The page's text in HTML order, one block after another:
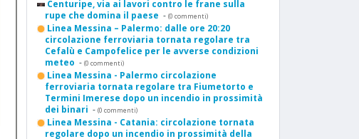
Centuripe, via ai lavori contro le frane sulla
rupe che domina il paese - (0 commenti)
Linea Messina – Palermo: dalle ore 20:20
circolazione ferroviaria tornata regolare tra
Cefalù e Campofelice per le avverse condizioni
meteo - (0 commenti)
Linea Messina - Palermo circolazione
ferroviaria tornata regolare tra Fiumetorto e
Termini Imerese dopo un incendio in prossimità
dei binari - (0 commenti)
Linea Messina - Catania: circolazione tornata
regolare dopo un incendio in prossimità della